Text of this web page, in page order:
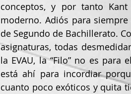
conceptos, y por tanto
moderno. Adiós para
de Segundo de Bachillerato.
asignaturas, todas
la EVAU, la “Filo” no es
está ahí para incordiar
cuanto poco exóticos y quita